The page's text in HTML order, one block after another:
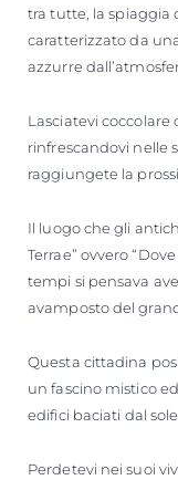
tra tutte, la spiaggia
caratterizzato da
azzurre
Lasciatevi coccolare
rinfrescandovi nelle
raggiungete la
Il luogo che gli
Terrae” ovvero
tempi si pensava
avamposto del
Questa cittadina
un fascino mistico
edifici baciati dal
Perdetevi nei suoi